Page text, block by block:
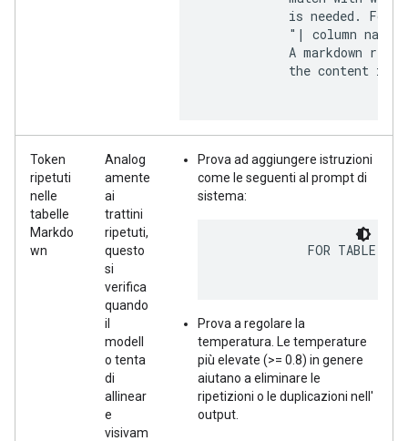
is needed. For
"| column name
A markdown
the content in
Token
ripetuti
nelle
tabelle
Markdo
wn
Analog
amente
ai
trattini
ripetuti,
questo
si
verifica
quando
il
modell
o tenta
di
allinear
e
visivam
Prova ad aggiungere istruzioni
come le seguenti al prompt di
sistema:
FOR TABLE
Prova a regolare la
temperatura. Le temperature
più elevate (>= 0.8) in genere
aiutano a eliminare le
ripetizioni o le duplicazioni nell'
output.